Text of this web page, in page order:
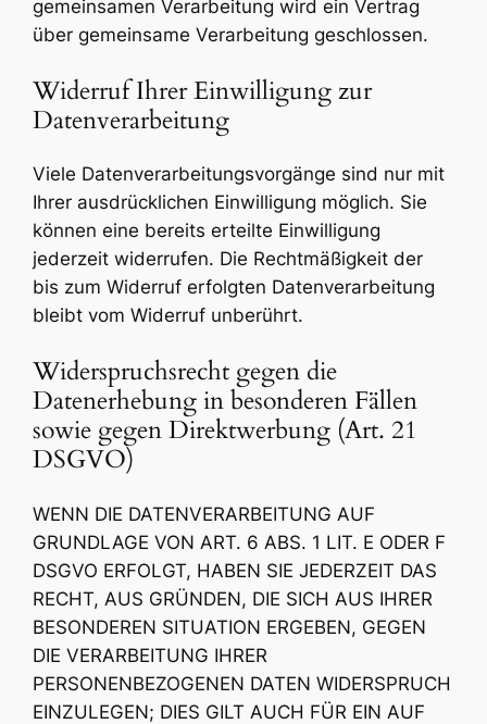
gemeinsamen Verarbeitung wird ein Vertrag
über gemeinsame Verarbeitung geschlossen.
Widerruf Ihrer Einwilligung zur
Datenverarbeitung
Viele Datenverarbeitungsvorgänge sind nur mit
Ihrer ausdrücklichen Einwilligung möglich. Sie
können eine bereits erteilte Einwilligung
jederzeit widerrufen. Die Rechtmäßigkeit der
bis zum Widerruf erfolgten Datenverarbeitung
bleibt vom Widerruf unberührt.
Widerspruchsrecht gegen die
Datenerhebung in besonderen Fällen
sowie gegen Direktwerbung (Art. 21
DSGVO)
WENN DIE DATENVERARBEITUNG AUF
GRUNDLAGE VON ART. 6 ABS. 1 LIT. E ODER F
DSGVO ERFOLGT, HABEN SIE JEDERZEIT DAS
RECHT, AUS GRÜNDEN, DIE SICH AUS IHRER
BESONDEREN SITUATION ERGEBEN, GEGEN
DIE VERARBEITUNG IHRER
PERSONENBEZOGENEN DATEN WIDERSPRUCH
EINZULEGEN; DIES GILT AUCH FÜR EIN AUF